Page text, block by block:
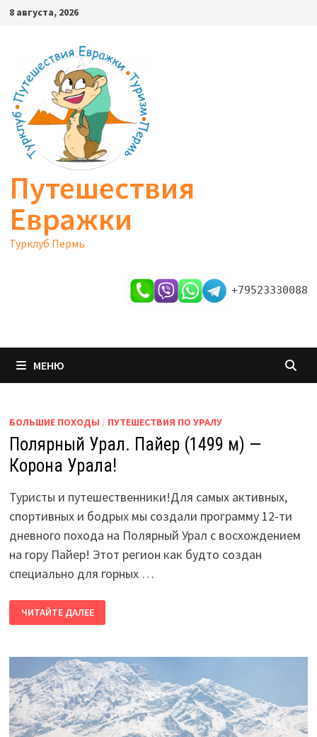
Перейти
содержимому
8 августа, 2026
Путешествия
Евражки
Турклуб Пермь
+79523330088
МЕНЮ
БОЛЬШИЕ ПОХОДЫ / ПУТЕШЕСТВИЯ ПО УРАЛУ
Полярный Урал. Пайер (1499 м) —
Корона Урала!
Туристы и путешественники!Для самых активных,
спортивных и бодрых мы создали программу 12-ти
дневного похода на Полярный Урал с восхождением
на гору Пайер! Этот регион как будто создан
специально для горных …
ПОЛЯРНЫЙ
УРАЛ.
ПАЙЕР
—
КОРОНА
УРАЛА!
ЧИТАЙТЕ ДАЛЕЕ